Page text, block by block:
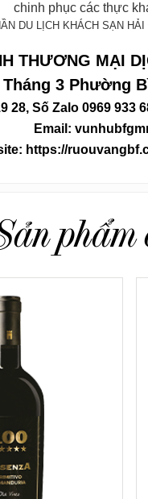
chinh phục các thực
THƯƠNG MẠI
3 Phường
28, Số Zalo 0969 933
Email:
https://
phẩm